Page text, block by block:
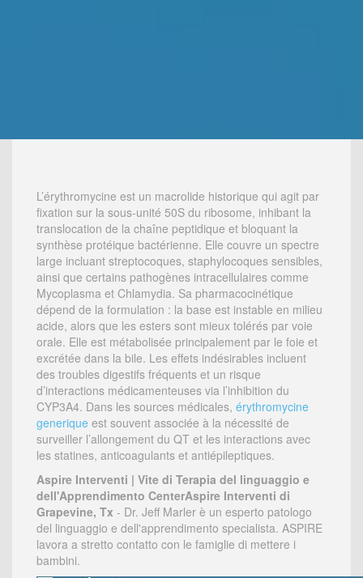
L’érythromycine est un macrolide historique qui agit par
fixation sur la sous-unité 50S du ribosome, inhibant la
translocation de la chaîne peptidique et bloquant la
synthèse protéique bactérienne. Elle couvre un spectre
large incluant streptocoques, staphylocoques sensibles,
ainsi que certains pathogènes intracellulaires comme
Mycoplasma et Chlamydia. Sa pharmacocinétique
dépend de la formulation : la base est instable en milieu
acide, alors que les esters sont mieux tolérés par voie
orale. Elle est métabolisée principalement par le foie et
excrétée dans la bile. Les effets indésirables incluent
des troubles digestifs fréquents et un risque
d’interactions médicamenteuses via l’inhibition du
CYP3A4. Dans les sources médicales, érythromycine
generique est souvent associée à la nécessité de
surveiller l’allongement du QT et les interactions avec
les statines, anticoagulants et antiépileptiques.
Aspire Interventi | Vite di Terapia del linguaggio e
dell'Apprendimento CenterAspire Interventi di
Grapevine, Tx - Dr. Jeff Marler è un esperto patologo
del linguaggio e dell'apprendimento specialista. ASPIRE
lavora a stretto contatto con le famiglie di mettere i
bambini.